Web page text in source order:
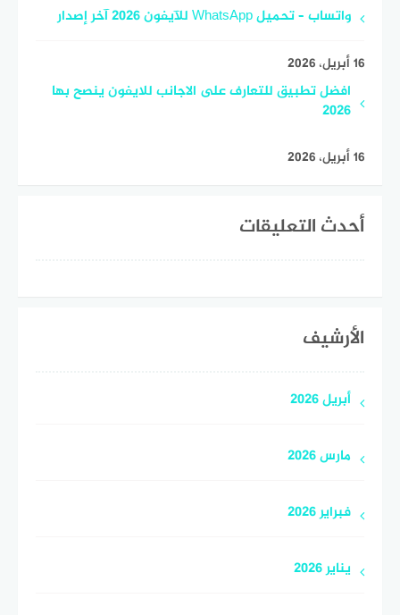
واتساب – تحميل WhatsApp للآيفون 2026 آخر إصدار
16 أبريل، 2026
افضل تطبيق للتعارف على الاجانب للايفون ينصح بها
2026
16 أبريل، 2026
أحدث التعليقات
الأرشيف
أبريل 2026
مارس 2026
فبراير 2026
يناير 2026